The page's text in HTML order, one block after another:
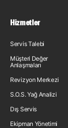
Hizmetler
Servis Talebi
Müşteri Değer
Anlaşmaları
Revizyon Merkezi
S.O.S. Yağ Analizi
Dış Servis
Ekipman Yönetimi